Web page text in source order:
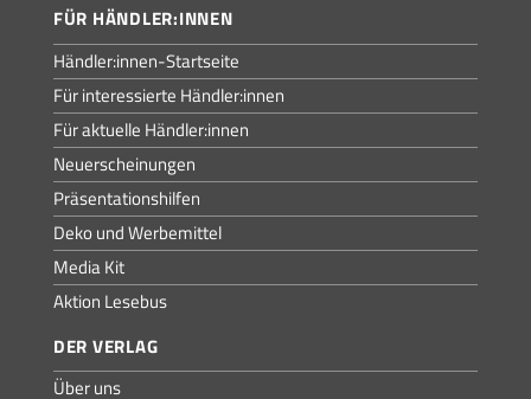
FÜR HÄNDLER:INNEN
Händler:innen-Startseite
Für interessierte Händler:innen
Für aktuelle Händler:innen
Neuerscheinungen
Präsentationshilfen
Deko und Werbemittel
Media Kit
Aktion Lesebus
DER VERLAG
Über uns